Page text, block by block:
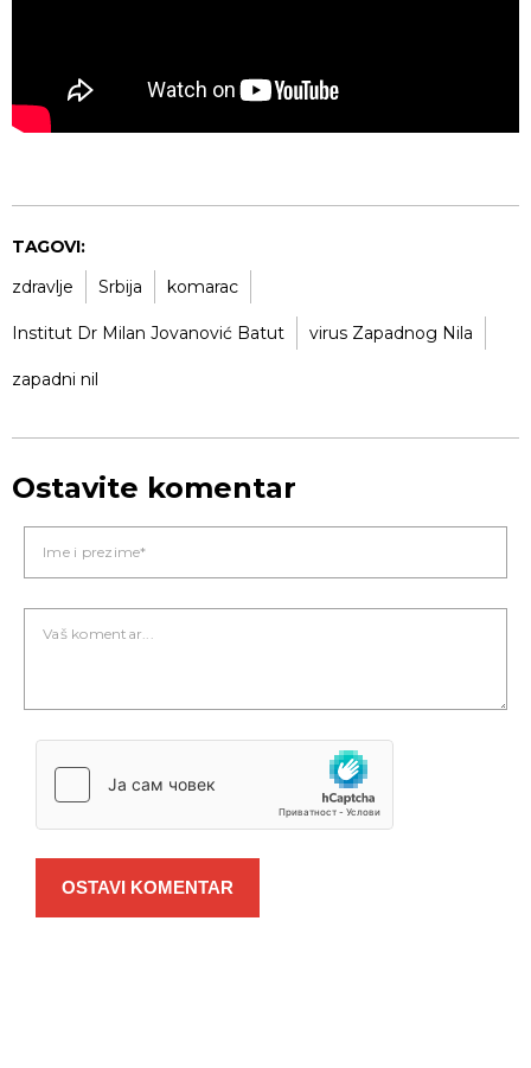
TAGOVI:
zdravlje
Srbija komarac
Institut Dr Milan Jovanović Batut virus Zapadnog Nila
zapadni nil
Ostavite komentar
OSTAVI KOMENTAR